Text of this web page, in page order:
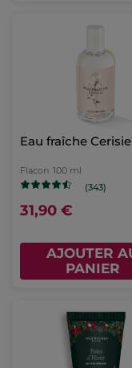
Eau fraîche
Flacon 100 ml
(343)
31,90 €
AJOUTER
PANIER